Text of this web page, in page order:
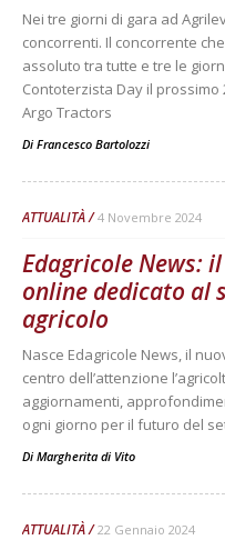
Nei tre giorni di gara ad
concorrenti. Il concorrente
assoluto tra tutte e tre le
Contoterzista Day il prossimo
Argo Tractors
Di Francesco Bartolozzi
ATTUALITÀ 4 Novembre 2024
Edagricole News:
online dedicato al
agricolo
Nasce Edagricole News, il
centro dell’attenzione
aggiornamenti,
ogni giorno per il futuro del
Di Margherita di Vito
ATTUALITÀ 22 Gennaio 2024